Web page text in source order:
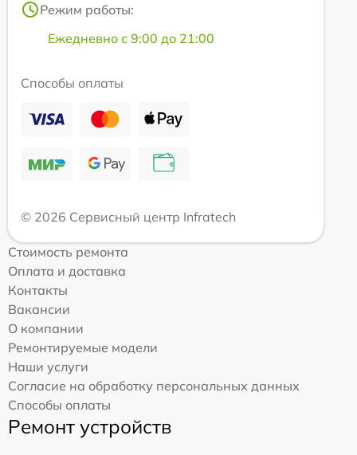
Режим работы:
Ежедневно с 9:00 до 21:00
Способы оплаты
© 2026 Сервисный центр Infratech
Стоимость ремонта
Оплата и доставка
Контакты
Вакансии
О компании
Ремонтируемые модели
Наши услуги
Согласие на обработку персональных данных
Способы оплаты
Ремонт устройств